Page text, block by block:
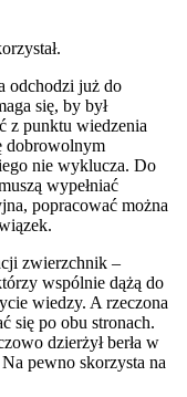
odchodzi już do
się, by był
z punktu wiedzenia
dobrowolnym
nie wyklucza. Do
wypełniać
popracować można
zwierzchnik –
wspólnie dążą do
wiedzy. A rzeczona
się po obu stronach.
dzierżył berła w
pewno skorzysta na